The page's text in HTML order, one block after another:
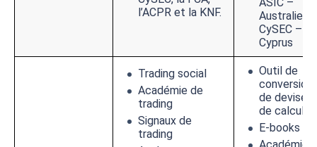
l’ACPR et la KNF.
Australie,
CySEC –
Cyprus
Trading social
Académie de
trading
Signaux de
trading
Outil de
conversion
de devise
de calcul
E-books